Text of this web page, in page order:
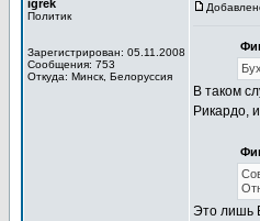
igrek
Политик
Зарегистрирован: 05.11.2008
Сообщения: 753
Откуда: Минск, Белоруссия
В таком
Рикардо,
Это лишь